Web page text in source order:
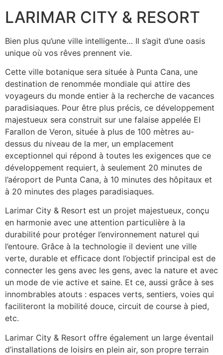
LARIMAR CITY & RESORT
Bien plus qu’une ville intelligente… Il s’agit d’une oasis
unique où vos rêves prennent vie.
Cette ville botanique sera située à Punta Cana, une
destination de renommée mondiale qui attire des
voyageurs du monde entier à la recherche de vacances
paradisiaques. Pour être plus précis, ce développement
majestueux sera construit sur une falaise appelée El
Farallon de Veron, située à plus de 100 mètres au-
dessus du niveau de la mer, un emplacement
exceptionnel qui répond à toutes les exigences que ce
développement requiert, à seulement 20 minutes de
l’aéroport de Punta Cana, à 10 minutes des hôpitaux et
à 20 minutes des plages paradisiaques.
Larimar City & Resort est un projet majestueux, conçu
en harmonie avec une attention particulière à la
durabilité pour protéger l’environnement naturel qui
l’entoure. Grâce à la technologie il devient une ville
verte, durable et efficace dont l’objectif principal est de
connecter les gens avec les gens, avec la nature et avec
un mode de vie active et saine. Et ce, aussi grâce à ses
innombrables atouts : espaces verts, sentiers, voies qui
faciliteront la mobilité douce, circuit de course à pied,
etc.
Larimar City & Resort offre également un large éventail
d’installations de loisirs en plein air, son propre terrain